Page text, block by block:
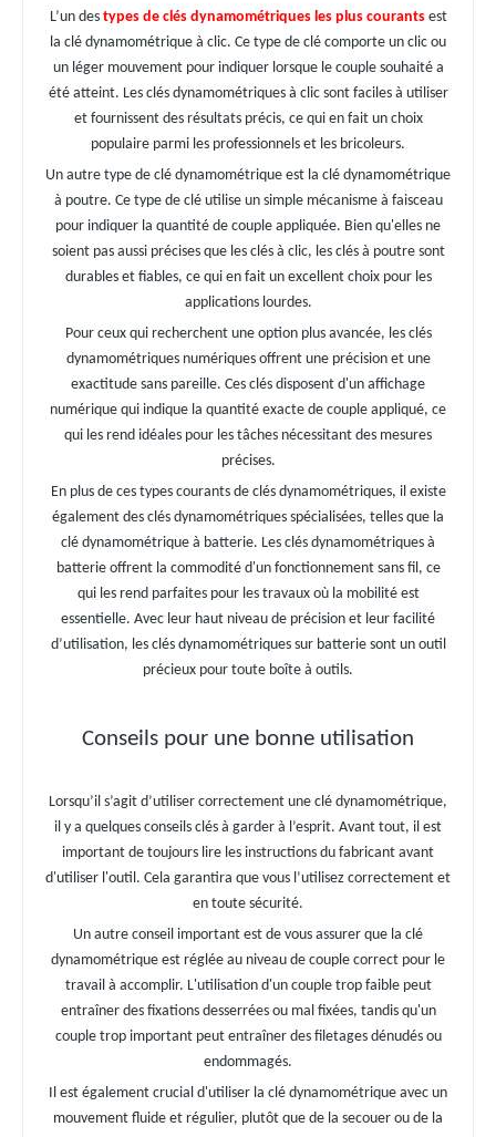
L’un des types de clés dynamométriques les plus courants est
la clé dynamométrique à clic. Ce type de clé comporte un clic ou
un léger mouvement pour indiquer lorsque le couple souhaité a
été atteint. Les clés dynamométriques à clic sont faciles à utiliser
et fournissent des résultats précis, ce qui en fait un choix
populaire parmi les professionnels et les bricoleurs.
Un autre type de clé dynamométrique est la clé dynamométrique
à poutre. Ce type de clé utilise un simple mécanisme à faisceau
pour indiquer la quantité de couple appliquée. Bien qu'elles ne
soient pas aussi précises que les clés à clic, les clés à poutre sont
durables et fiables, ce qui en fait un excellent choix pour les
applications lourdes.
Pour ceux qui recherchent une option plus avancée, les clés
dynamométriques numériques offrent une précision et une
exactitude sans pareille. Ces clés disposent d'un affichage
numérique qui indique la quantité exacte de couple appliqué, ce
qui les rend idéales pour les tâches nécessitant des mesures
précises.
En plus de ces types courants de clés dynamométriques, il existe
également des clés dynamométriques spécialisées, telles que la
clé dynamométrique à batterie. Les clés dynamométriques à
batterie offrent la commodité d'un fonctionnement sans fil, ce
qui les rend parfaites pour les travaux où la mobilité est
essentielle. Avec leur haut niveau de précision et leur facilité
d’utilisation, les clés dynamométriques sur batterie sont un outil
précieux pour toute boîte à outils.
Conseils pour une bonne utilisation
Lorsqu’il s’agit d’utiliser correctement une clé dynamométrique,
il y a quelques conseils clés à garder à l’esprit. Avant tout, il est
important de toujours lire les instructions du fabricant avant
d'utiliser l'outil. Cela garantira que vous l’utilisez correctement et
en toute sécurité.
Un autre conseil important est de vous assurer que la clé
dynamométrique est réglée au niveau de couple correct pour le
travail à accomplir. L'utilisation d'un couple trop faible peut
entraîner des fixations desserrées ou mal fixées, tandis qu'un
couple trop important peut entraîner des filetages dénudés ou
endommagés.
Il est également crucial d'utiliser la clé dynamométrique avec un
mouvement fluide et régulier, plutôt que de la secouer ou de la